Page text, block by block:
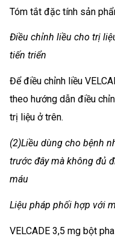
Tóm tắt đặc tính sản
Điều chỉnh liều cho trị
tiến triển
Để điều chỉnh liều
theo hướng dẫn điều
trị liệu ở trên.
(2)Liều dùng cho bệnh
trước đây mà không đủ
máu
Liệu pháp phối hợp với
VELCADE 3,5 mg bột